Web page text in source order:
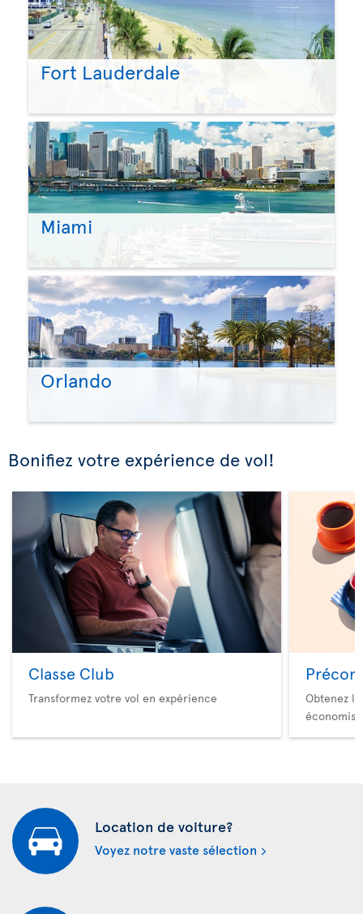
Fort Lauderdale
Miami
Orlando
Bonifiez votre expérience de vol!
Classe Club
Transformez votre vol en expérience
Obtenez
Location de voiture?
Voyez notre vaste sélection